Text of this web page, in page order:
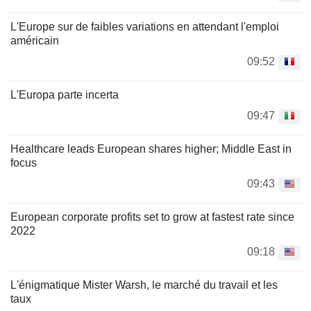
L'Europe sur de faibles variations en attendant l'emploi
américain
09:52
L'Europa parte incerta
09:47
Healthcare leads European shares higher; Middle East in
focus
09:43
European corporate profits set to grow at fastest rate since
2022
09:18
L'énigmatique Mister Warsh, le marché du travail et les
taux